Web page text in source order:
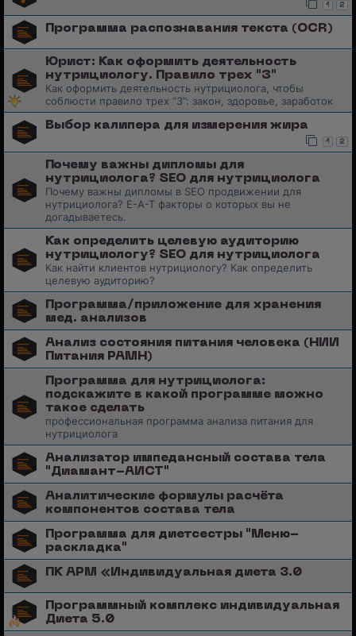
1 2
Программа распознавания текста (OCR)
Юрист: Как оформить деятельность
нутрициологу. Правило трех "З"
Как оформить деятельность нутрициолога, чтобы
соблюсти правило трех “З”: закон, здоровье, заработок
Выбор калипера для измерения жира
1 2
Почему важны дипломы для
нутрициолога? SEO для нутрициолога
Почему важны дипломы в SEO продвижении для
нутрициолога? E-A-T факторы о которых вы не
догадываетесь.
Как определить целевую аудиторию
нутрициологу? SEO для нутрициолога
Как найти клиентов нутрициологу? Как определить
целевую аудиторию?
Программа/приложение для хранения
мед. анализов
Анализ состояния питания человека (НИИ
Питания РАМН)
Программа для нутрициолога:
подскажите в какой программе можно
такое сделать
профессиональная программа анализа питания для
нутрициолога
Анализатор импедансный состава тела
"Диамант-АИСТ"
Аналитические формулы расчёта
компонентов состава тела
Программа для диетсестры "Меню-
раскладка"
ПК АРМ «Индивидуальная диета 3.0
Программный комплекс индивидуальная
Диета 5.0